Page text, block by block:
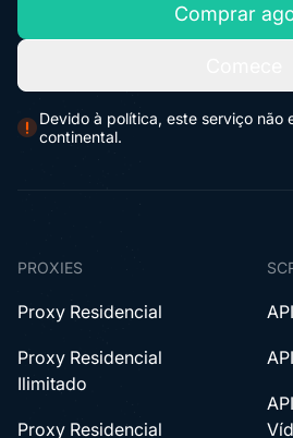
Comprar
Devido à política, este serviço não
continental.
PROXIES
Proxy Residencial
Proxy Residencial
Ilimitado
Proxy Residencial